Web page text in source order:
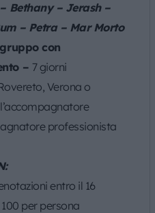
Bethany – Jerash –
– Petra – Mar Morto
con
– 7 giorni
Verona o
professionista
entro il 16
per persona